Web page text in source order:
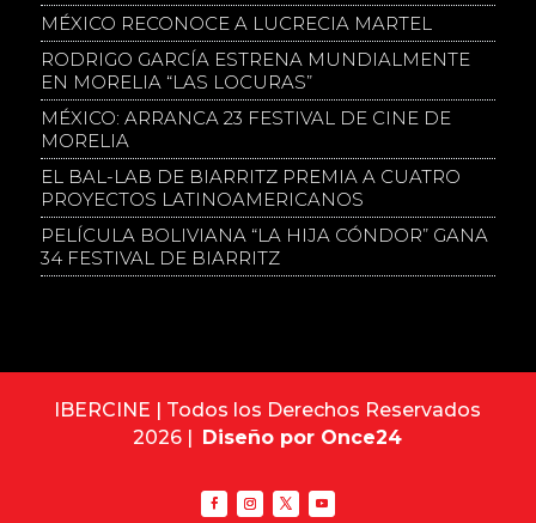
MÉXICO RECONOCE A LUCRECIA MARTEL
RODRIGO GARCÍA ESTRENA MUNDIALMENTE
EN MORELIA “LAS LOCURAS”
MÉXICO: ARRANCA 23 FESTIVAL DE CINE DE
MORELIA
EL BAL-LAB DE BIARRITZ PREMIA A CUATRO
PROYECTOS LATINOAMERICANOS
PELÍCULA BOLIVIANA “LA HIJA CÓNDOR” GANA
34 FESTIVAL DE BIARRITZ
IBERCINE | Todos los Derechos Reservados
2026 | Diseño por Once24